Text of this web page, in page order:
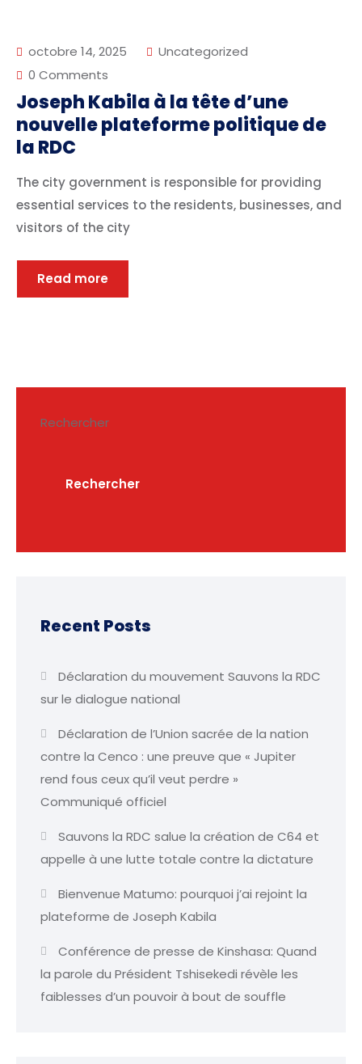
octobre 14, 2025
Uncategorized
0 Comments
Joseph Kabila à la tête d’une
nouvelle plateforme politique de
la RDC
The city government is responsible for providing
essential services to the residents, businesses, and
visitors of the city
Read more
Rechercher
Rechercher
Recent Posts
Déclaration du mouvement Sauvons la RDC
sur le dialogue national
Déclaration de l’Union sacrée de la nation
contre la Cenco : une preuve que « Jupiter
rend fous ceux qu’il veut perdre »
Communiqué officiel
Sauvons la RDC salue la création de C64 et
appelle à une lutte totale contre la dictature
Bienvenue Matumo: pourquoi j’ai rejoint la
plateforme de Joseph Kabila
Conférence de presse de Kinshasa: Quand
la parole du Président Tshisekedi révèle les
faiblesses d’un pouvoir à bout de souffle